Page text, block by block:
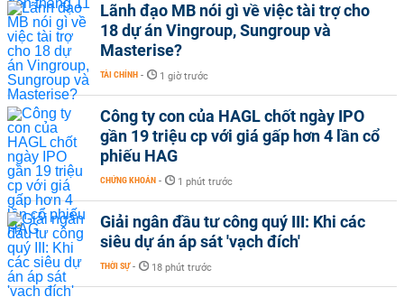
Lãnh đạo MB nói gì về việc tài trợ cho
18 dự án Vingroup, Sungroup và
Masterise?
TÀI CHÍNH - 1 giờ trước
Công ty con của HAGL chốt ngày IPO
gần 19 triệu cp với giá gấp hơn 4 lần cổ
phiếu HAG
CHỨNG KHOÁN - 1 phút trước
Giải ngân đầu tư công quý III: Khi các
siêu dự án áp sát 'vạch đích'
THỜI SỰ - 18 phút trước